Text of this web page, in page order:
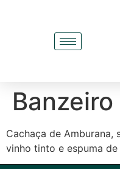
Banzeiro
Cachaça de Amburana,
vinho tinto e espuma de